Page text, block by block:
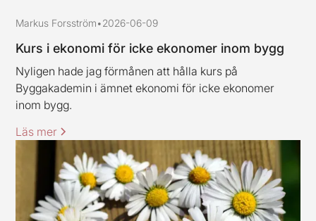
Markus Forsström•2026-06-09
Kurs i ekonomi för icke ekonomer inom bygg
Nyligen hade jag förmånen att hålla kurs på
Byggakademin i ämnet ekonomi för icke ekonomer
inom bygg.
Läs mer